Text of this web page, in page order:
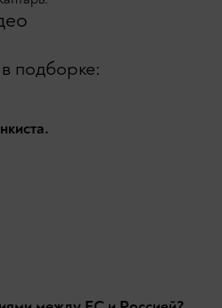
подборке: